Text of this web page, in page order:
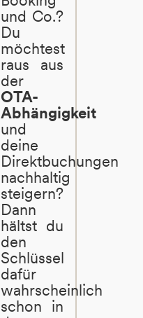
und Co.?
Du
möchtest
raus aus
der
OTA-
Abhängigkeit
und
deine
Direktbuchungen
nachhaltig
steigern?
Dann
hältst du
den
Schlüssel
dafür
wahrscheinlich
schon in